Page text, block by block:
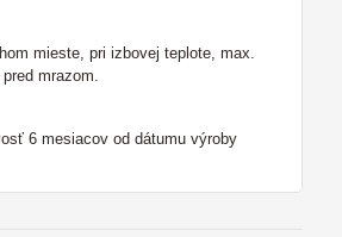
mieste, pri izbovej teplote, max.
mrazom.
6 mesiacov od dátumu výroby